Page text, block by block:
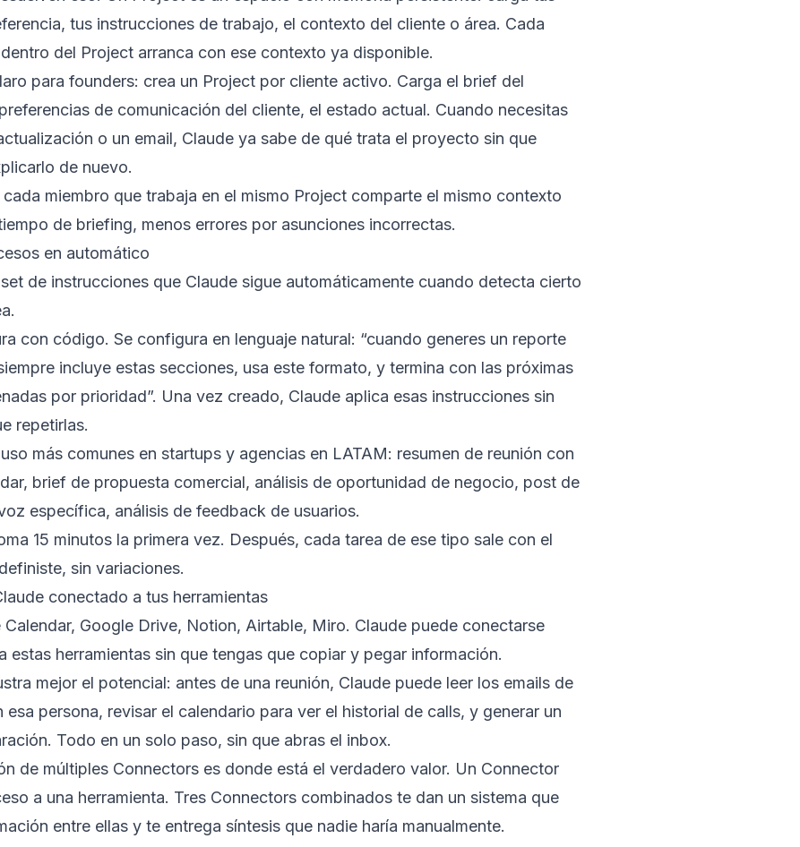
tus instrucciones de trabajo, el contexto del cliente o área. Cada
del Project arranca con ese contexto ya disponible.
para founders: crea un Project por cliente activo. Carga el brief del
de comunicación del cliente, el estado actual. Cuando necesitas
o un email, Claude ya sabe de qué trata el proyecto sin que
de nuevo.
cada miembro que trabaja en el mismo Project comparte el mismo contexto
de briefing, menos errores por asunciones incorrectas.
en automático
de instrucciones que Claude sigue automáticamente cuando detecta cierto
con código. Se configura en lenguaje natural: “cuando generes un reporte
incluye estas secciones, usa este formato, y termina con las próximas
por prioridad”. Una vez creado, Claude aplica esas instrucciones sin
repetirlas.
más comunes en startups y agencias en LATAM: resumen de reunión con
brief de propuesta comercial, análisis de oportunidad de negocio, post de
específica, análisis de feedback de usuarios.
15 minutos la primera vez. Después, cada tarea de ese tipo sale con el
sin variaciones.
conectado a tus herramientas
Calendar, Google Drive, Notion, Airtable, Miro. Claude puede conectarse
estas herramientas sin que tengas que copiar y pegar información.
mejor el potencial: antes de una reunión, Claude puede leer los emails de
esa persona, revisar el calendario para ver el historial de calls, y generar un
Todo en un solo paso, sin que abras el inbox.
de múltiples Connectors es donde está el verdadero valor. Un Connector
a una herramienta. Tres Connectors combinados te dan un sistema que
entre ellas y te entrega síntesis que nadie haría manualmente.